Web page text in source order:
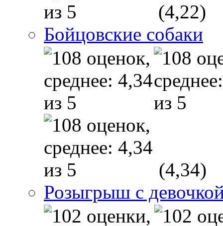
(4,22)
Бойцовские собаки
(4,34)
Розыгрыш с